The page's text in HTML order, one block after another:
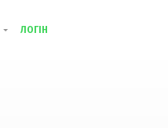
ЛОГІН